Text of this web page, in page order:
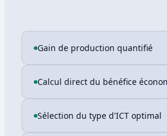
Gain de production quantifié
Calcul direct du bénéfice
Sélection du type d'ICT optimal